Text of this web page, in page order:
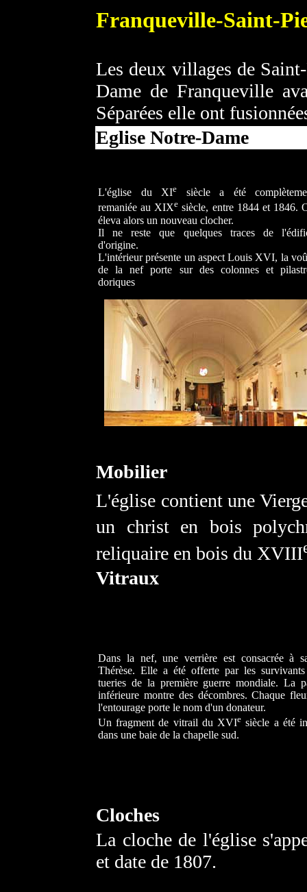
Franqueville-Saint-
Les deux villages de
Dame de Franqueville
Séparées elle ont
Eglise Notre-Dame
L'église du XIe siècle a été
remaniée au XIXe siècle, entre 1844 et 1846.
éleva alors un nouveau clocher.
Il ne reste que quelques traces de
d'origine.
L'intérieur présente un aspect Louis XVI, la
de la nef porte sur des colonnes et
doriques
Mobilier
L'église contient une
un christ en bois
reliquaire en bois du XVIII
Vitraux
Dans la nef, une verrière est consacrée à
Thérèse. Elle a été offerte par les survivants
tueries de la première guerre mondiale. La
inférieure montre des décombres. Chaque
l'entourage porte le nom d'un donateur.
Un fragment de vitrail du XVIe siècle a été
dans une baie de la chapelle sud.
Cloches
La cloche de l'église
et date de 1807.